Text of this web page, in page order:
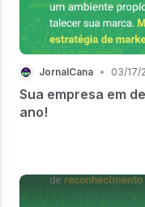
JornalCana • 03/17/
Sua empresa em
ano!